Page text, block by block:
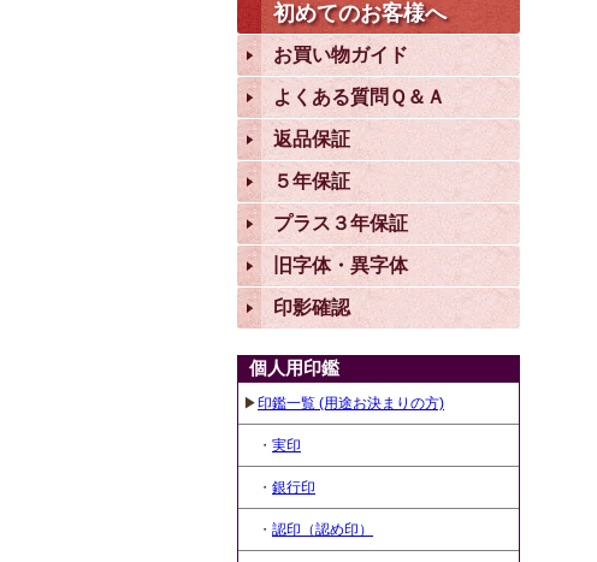
初めてのお客様へ
お買い物ガイド
よくある質問Ｑ＆Ａ
返品保証
５年保証
プラス３年保証
旧字体・異字体
印影確認
個人用印鑑
▶印鑑一覧 (用途お決まりの方)
・ 実印
・ 銀行印
・ 認印（認め印）